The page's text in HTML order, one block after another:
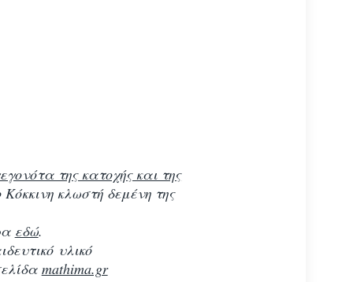
της κατοχής και της
κλωστή δεμένη της
εδώ.
υλικό
mathima.gr